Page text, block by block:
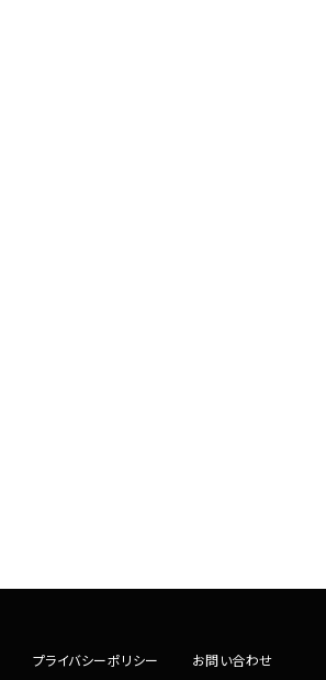
プライバシーポリシー お問い合わせ